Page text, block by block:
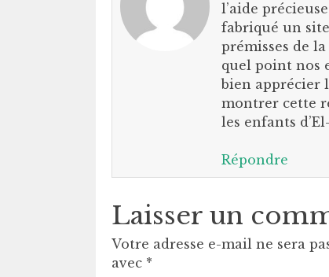
l’aide
fabriqué un
prémisses de
quel point nos
bien apprécier
montrer cette
les enfants
Répondre
Laisser un
Votre adresse e-mail ne sera
avec *